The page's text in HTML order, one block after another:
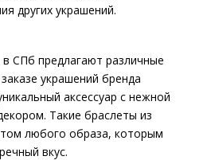
других украшений.
СПб предлагают различные
украшений бренда
аксессуар с нежной
Такие браслеты из
любого образа, которым
вкус.